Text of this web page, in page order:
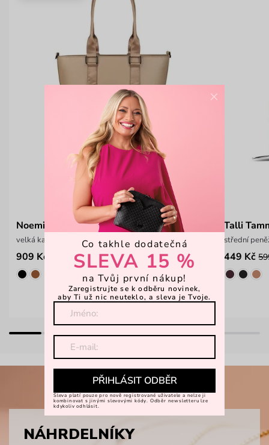
Noemi Beige
velká kabelka na zip s crossbody popruhem
909 Kč 1 299 Kč
Talli
střední
449 Kč
NÁHRDELNÍKY
×
Co takhle dodatečná
SLEVA 15 %
na Tvůj první nákup!
Zaregistrujte se k odběru novinek,
aby Ti už nic neuteklo, a sleva je Tvoje.
PŘIHLÁSIT ODBĚR
Sleva platí pouze pro nově registrované uživatele a nelze ji
kombinovat s jinými slevovými kódy. Odběr newsletteru lze
kdykoliv odhlásit.